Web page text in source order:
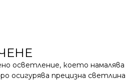
осветление, което намалява
осигурява прецизна светлина